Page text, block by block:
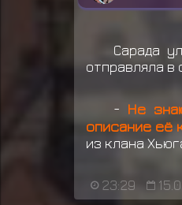
Сарада
отправляла в
- Не
описание её
из клана
23:29